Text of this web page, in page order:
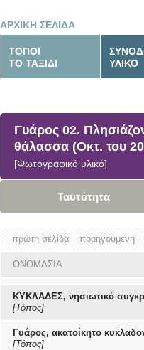
ΑΡΧΙΚΗ ΣΕΛΙΔΑ
ΤΟΠΟΙ
ΤΟ ΤΑΞΙΔΙ
ΥΛΙΚΟ
Γυάρος 02.
θάλασσα (Οκτ. του
[Φωτογραφικό υλικό]
Ταυτότητα
πρώτη σελίδα προηγούμενη
ΟΝΟΜΑΣΙΑ
ΚΥΚΛΑΔΕΣ, νησιωτικό
[Τόπος]
Γυάρος, ακατοίκητο
[Τόπος]